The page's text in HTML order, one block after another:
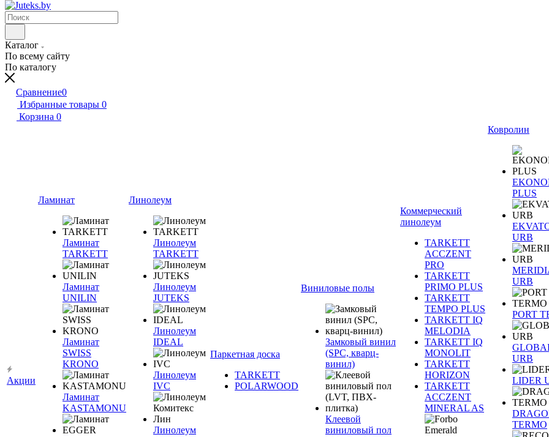
Каталог
По всему сайту
По каталогу
Сравнение0
Избранные товары 0
Корзина 0
Акции
Ламинат
Ламинат
TARKETT
Ламинат
UNILIN
Ламинат
SWISS
KRONO
Ламинат
KASTAMONU
Линолеум
Линолеум
TARKETT
Линолеум
JUTEKS
Линолеум
IDEAL
Линолеум
IVC
Линолеум
Паркетная доска
TARKETT
POLARWOOD
Виниловые полы
Замковый винил
(SPC, кварц-
винил)
Клеевой
виниловый пол
Коммерческий
линолеум
TARKETT
ACCZENT
PRO
TARKETT
PRIMO PLUS
TARKETT
TEMPO PLUS
TARKETT IQ
MELODIA
TARKETT IQ
MONOLIT
TARKETT
HORIZON
TARKETT
ACCZENT
MINERAL AS
Ковролин
PLUS
URB
URB
PORT
URB
LIDER
TERMO